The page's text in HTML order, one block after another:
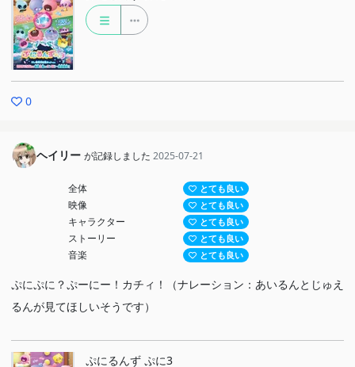
0
ヘイリー が記録しました 2025-07-21
全体 とても良い
映像 とても良い
キャラクター とても良い
ストーリー とても良い
音楽 とても良い
ぷにぷに？ぷーにー！カチィ！（ナレーション：あいるんとじゅえ
るんが見てほしいそうです）
ぷにるんず ぷに3